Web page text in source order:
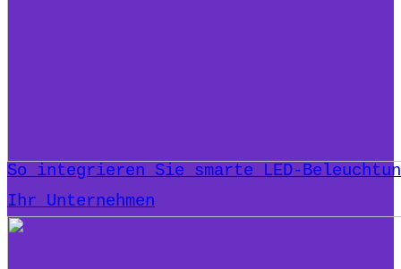
So integrieren Sie smarte LED-
Ihr Unternehmen